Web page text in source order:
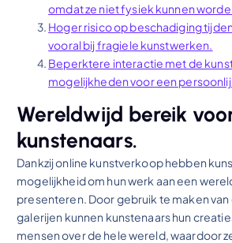
omdat ze niet fysiek kunnen
Hoger risico op beschadiging
vooral bij fragiele kunstwerken.
Beperktere interactie met de
mogelijkheden voor een
Wereldwijd bereik
kunstenaars.
Dankzij online kunstverkoop hebben
mogelijkheid om hun werk aan een
presenteren. Door gebruik te maken
galerijen kunnen kunstenaars hun
mensen over de hele wereld, waardoor